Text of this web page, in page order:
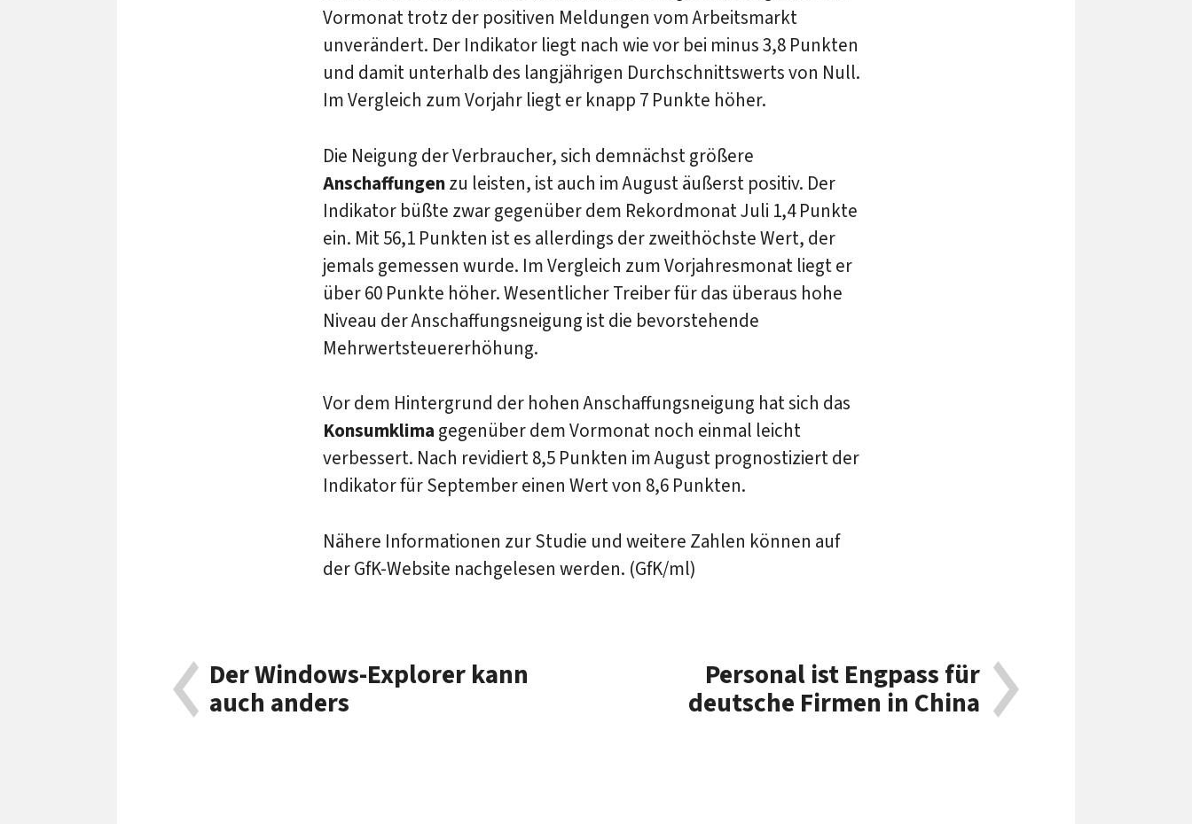
Vormonat trotz der positiven Meldungen vom Arbeitsmarkt
unverändert. Der Indikator liegt nach wie vor bei minus 3,8 Punkten
und damit unterhalb des langjährigen Durchschnittswerts von Null.
Im Vergleich zum Vorjahr liegt er knapp 7 Punkte höher.
Die Neigung der Verbraucher, sich demnächst größere
Anschaffungenzu leisten, ist auch im August äußerst positiv. Der
Indikator büßte zwar gegenüber dem Rekordmonat Juli 1,4 Punkte
ein. Mit 56,1 Punkten ist es allerdings der zweithöchste Wert, der
jemals gemessen wurde. Im Vergleich zum Vorjahresmonat liegt er
über 60 Punkte höher. Wesentlicher Treiber für das überaus hohe
Niveau der Anschaffungsneigung ist die bevorstehende
Mehrwertsteuererhöhung.
Vor dem Hintergrund der hohen Anschaffungsneigung hat sich das
Konsumklima gegenüber dem Vormonat noch einmal leicht
verbessert. Nach revidiert 8,5 Punkten im August prognostiziert der
Indikator für September einen Wert von 8,6 Punkten.
Nähere Informationen zur Studie und weitere Zahlen können auf
der GfK-Website nachgelesen werden. (GfK/ml)
Der Windows-Explorer kann
auch anders
Personal ist Engpass für
deutsche Firmen in China